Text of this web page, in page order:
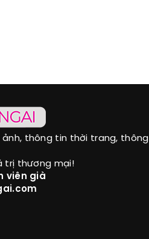
ảnh, thông tin thời trang,
trị thương mại!
viên già